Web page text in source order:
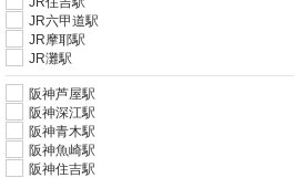
JR六甲道駅
JR摩耶駅
JR灘駅
阪神芦屋駅
阪神深江駅
阪神青木駅
阪神魚崎駅
阪神住吉駅